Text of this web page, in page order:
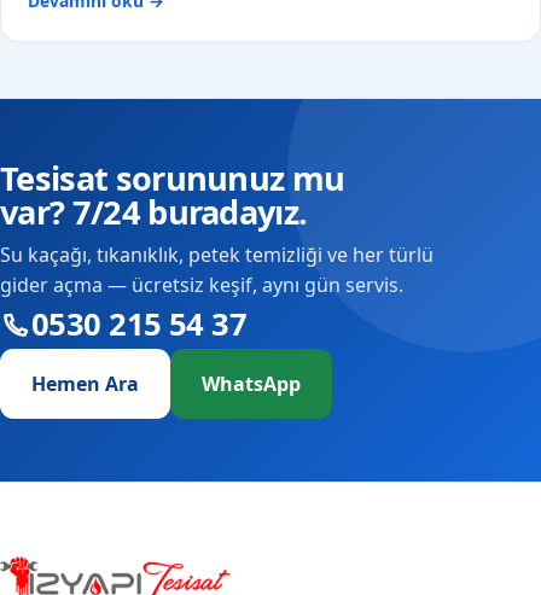
Tesisat sorununuz mu
var? 7/24 buradayız.
Su kaçağı, tıkanıklık, petek temizliği ve her türlü
gider açma — ücretsiz keşif, aynı gün servis.
0530 215 54 37
Hemen Ara WhatsApp